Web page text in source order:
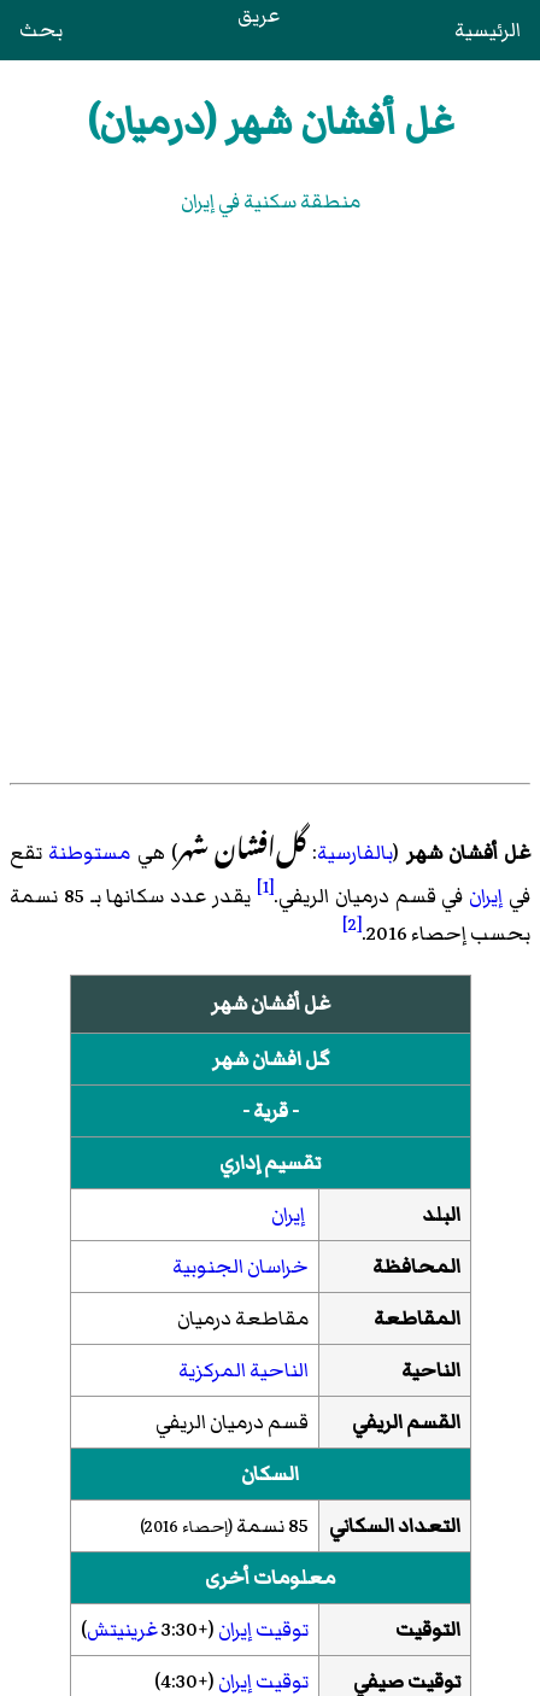
الرئيسية عريق بحث
غل أفشان شهر (درميان)
منطقة سكنية في إيران
غل أفشان شهر(بالفارسية: گل‌افشان شهر) هي مستوطنة تقع
في إيران في قسم درمیان الريفي.
[1]
يقدر عدد سكانها بـ 85 نسمة
بحسبإحصاء 2016 .
[2]
غل أفشان شهر
گل افشان شهر
- قرية -
تقسيم إداري
البلد
إيران
المحافظة
خراسان الجنوبية
المقاطعة
مقاطعة درمیان
الناحية
الناحية المركزية
القسم الريفي
قسم درمیان الريفي
السكان
التعداد السكاني
85 نسمة (إحصاء 2016
)
معلومات أخرى
التوقيت
توقيت إيران(+3:30 غرينيتش)
توقيت صيفي
توقيت إيران(+4:30)